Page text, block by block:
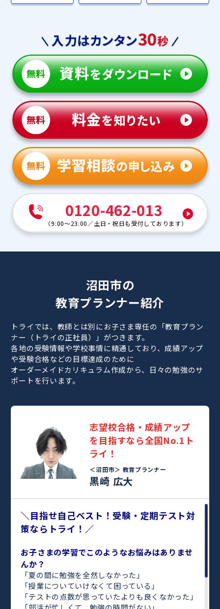
0120-462-013
（9:00～23:00 ／土日・祝日も受付しております）
沼田市の
教育プランナー紹介
トライでは、教師とは別にお子さま専任の「教育プラン
ナー（トライの正社員）」がつきます。
各地の受験情報や学校事情に精通しており、成績アップ
や受験合格などの目標達成のために
オーダーメイドカリキュラム作成から、日々の勉強のサ
ポートを行います。
志望校合格・成績アップ
を目指すなら全国No.1ト
ライ！
＜沼田市＞ 教育プランナー
黒崎 広大
＼目指せ自己ベスト！受験・定期テスト対
策ならトライ！／
お子さまの学習でこのようなお悩みはありませ
んか？
「夏の間に勉強を全然しなかった」
「授業についていけなくて困っている」
「テストの点数が思っていたよりも良くなかった」